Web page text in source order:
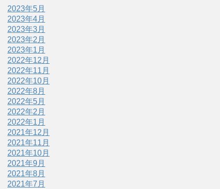
2023年5月
2023年4月
2023年3月
2023年2月
2023年1月
2022年12月
2022年11月
2022年10月
2022年8月
2022年5月
2022年2月
2022年1月
2021年12月
2021年11月
2021年10月
2021年9月
2021年8月
2021年7月